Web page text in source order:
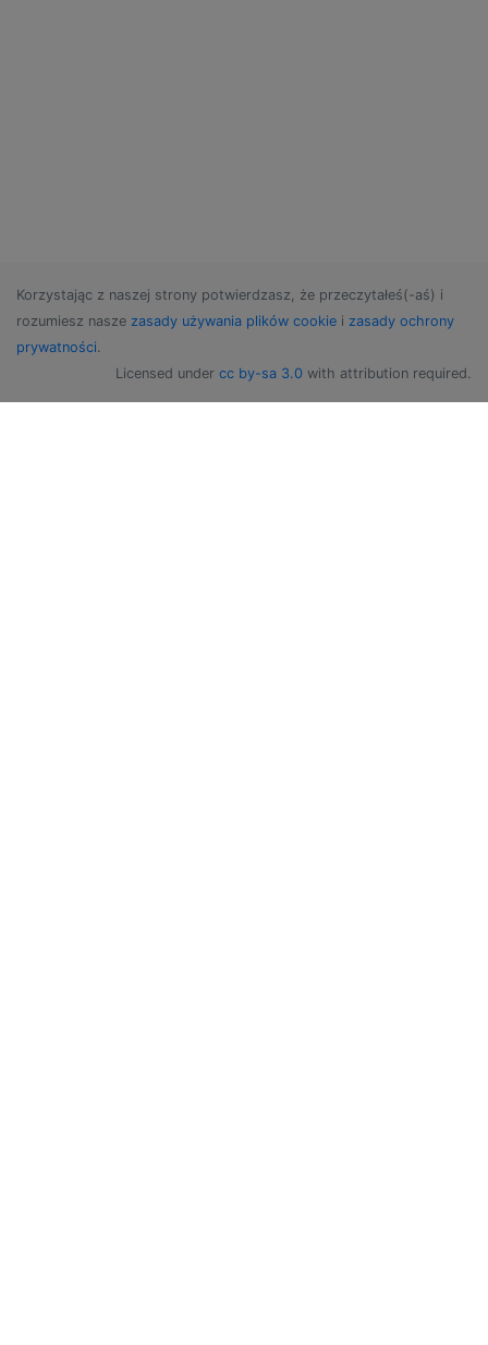
Korzystając z naszej strony potwierdzasz, że przeczytałeś(-aś) i
rozumiesz nasze zasady używania plików cookie i zasady ochrony
prywatności.
Licensed under cc by-sa 3.0 with attribution required.